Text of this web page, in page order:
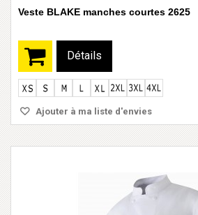
Veste BLAKE manches courtes 2625
Détails
Ajouter à ma liste d'envies